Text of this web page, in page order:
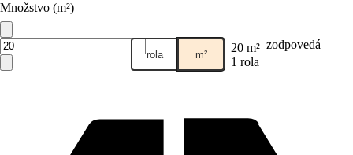
Množstvo (m²)
rola m² 20 m² zodpovedá
1 rola